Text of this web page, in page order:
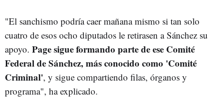
"El sanchismo podría caer mañana mismo si tan solo
cuatro de esos ocho diputados le retirasen a Sánchez su
apoyo. Page sigue formando parte de ese Comité
Federal de Sánchez, más conocido como 'Comité
Criminal', y sigue compartiendo filas, órganos y
programa", ha explicado.